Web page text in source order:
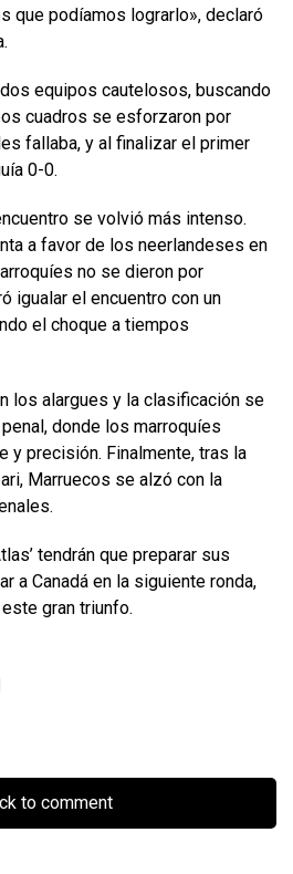
que podíamos lograrlo», declaró
equipos cautelosos, buscando
cuadros se esforzaron por
fallaba, y al finalizar el primer
0-0.
se volvió más intenso.
a favor de los neerlandeses en
no se dieron por
igualar el encuentro con un
el choque a tiempos
los alargues y la clasificación se
donde los marroquíes
y precisión. Finalmente, tras la
Marruecos se alzó con la
tendrán que preparar sus
a Canadá en la siguiente ronda,
gran triunfo.
to comment